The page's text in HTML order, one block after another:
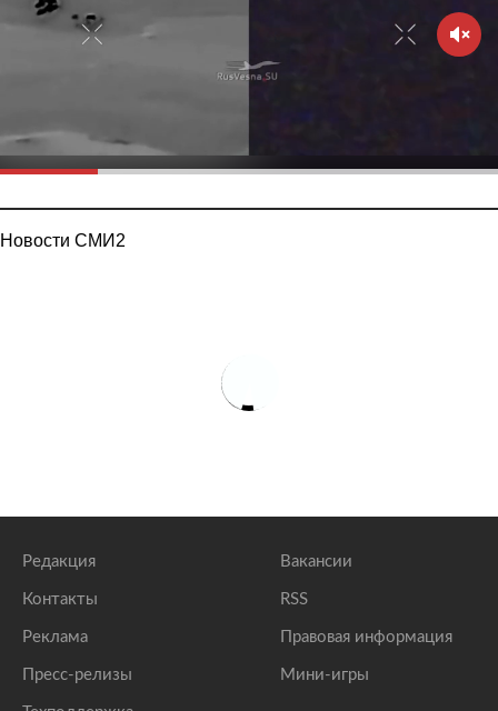
Новости СМИ2
Редакция
Контакты
Реклама
Пресс-релизы
Вакансии
RSS
Правовая информация
Мини-игры